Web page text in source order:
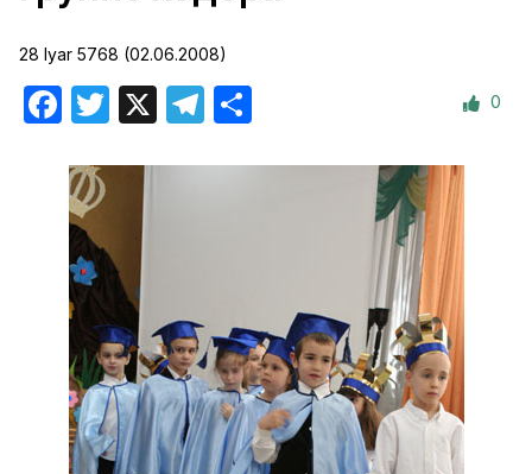
28 Iyar 5768 (02.06.2008)
Facebook
Twitter Telegram 0